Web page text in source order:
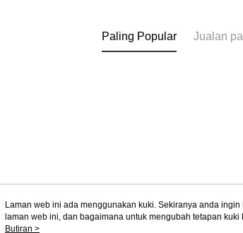
Paling Popular Jualan
Tentang Kami
Laman web ini ada menggunakan kuki. Sekiranya anda
laman web ini, dan bagaimana untuk mengubah tetapan
komputer anda, sila rujuk penerangan mengenai kuki.
Butiran >